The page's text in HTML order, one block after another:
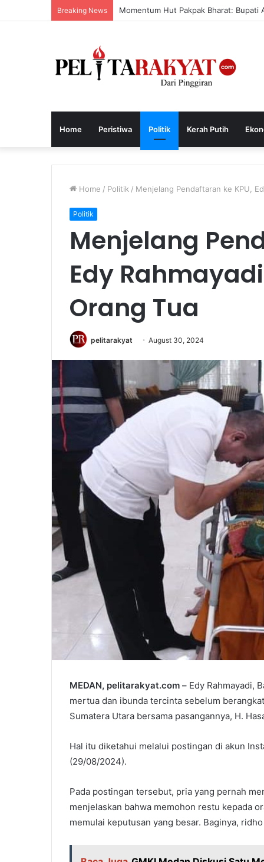
Breaking News Momentum Hut Pakpak Bharat: Bupati
Home Peristiwa Politik Kerah Putih
Home / Politik / Menjelang Pendaftaran ke KPU,
Politik
Menjelang
Edy
Orang Tua
pelitarakyat August 30, 2024
MEDAN, pelitarakyat.com – Edy Rahmayadi,
mertua dan ibunda tercinta sebelum
Sumatera Utara bersama pasangannya, H.
Hal itu diketahui melalui postingan di akun
(29/08/2024).
Pada postingan tersebut, pria yang pernah
menjelaskan bahwa memohon restu kepada
memulai keputusan yang besar. Baginya,